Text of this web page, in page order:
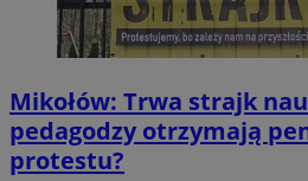
Mikołów: Trwa strajk
pedagodzy otrzymają
protestu?